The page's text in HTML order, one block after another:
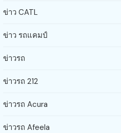
ข่าว CATL
ข่าว รถแคมป์
ข่าวรถ
ข่าวรถ 212
ข่าวรถ Acura
ข่าวรถ Afeela